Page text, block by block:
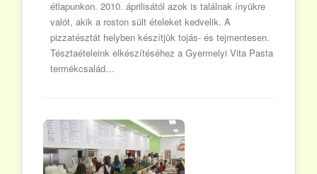
étlapunkon. 2010. áprilisától azok is találnak ínyükre
valót, akik a roston sült ételeket kedvelik. A
pizzatésztát helyben készítjük tojás- és tejmentesen.
Tésztaételeink elkészítéséhez a Gyermelyi Vita Pasta
termékcsalád…